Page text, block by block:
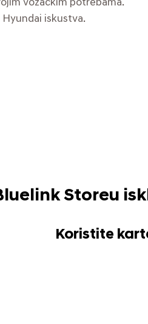
vozačkim potrebama.
iskustva.
Storeu
Koristite